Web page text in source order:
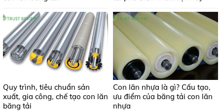
Quy trình, tiêu chuẩn sản
xuất, gia công, chế tạo con lăn
băng tải
Con lăn nhựa là gì? Cấu tạo,
ưu điểm của băng tải con lăn
nhựa